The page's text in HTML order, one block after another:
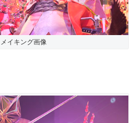
メイキング画像